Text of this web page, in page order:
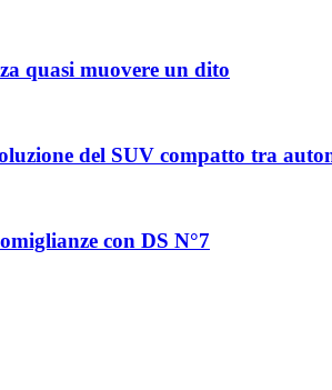
quasi muovere un dito
del SUV compatto tra
con DS N°7